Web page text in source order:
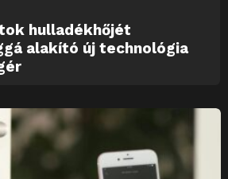
hulladékhőjét
alakító új technológia